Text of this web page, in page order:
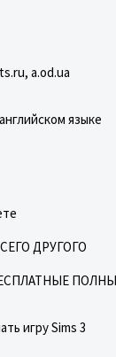
a.od.ua
языке
ДРУГОГО
игру Sims 3